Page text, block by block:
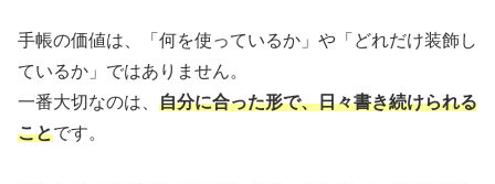
手帳の価値は、「何を使っているか」や「どれだけ装飾し
ているか」ではありません。
一番大切なのは、 自分に合った形で、日々書き続けられる
ことです。